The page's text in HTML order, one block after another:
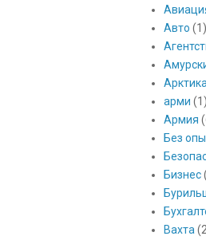
Авто (1)
арми
Армия
Без
Бизнес
Вахта